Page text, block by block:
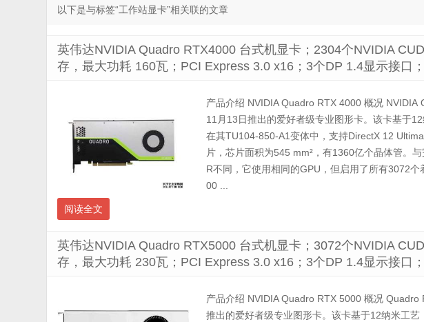
以下是与标签“工作站显卡”相关联的文章
英伟达NVIDIA Quadro RTX4000 台式机显卡；2304个NVIDIA
存，最大功耗 160瓦；PCI Express 3.0 x16；3个DP 1.4显示接口
产品介绍 NVIDIA Quadro RTX 4000 概况
11月13日推出的爱好者级专业图形卡。该卡基于
在其TU104-850-A1变体中，支持DirectX 12
片，芯片面积为545 mm²，有1360亿个晶体管。
R不同，它使用相同的GPU，但启用了所有3072
00 ...
阅读全文
英伟达NVIDIA Quadro RTX5000 台式机显卡；3072个NVIDIA
存，最大功耗 230瓦；PCI Express 3.0 x16；3个DP 1.4显示接口
产品介绍 NVIDIA Quadro RTX 5000 概况
推出的爱好者级专业图形卡。该卡基于12纳米工